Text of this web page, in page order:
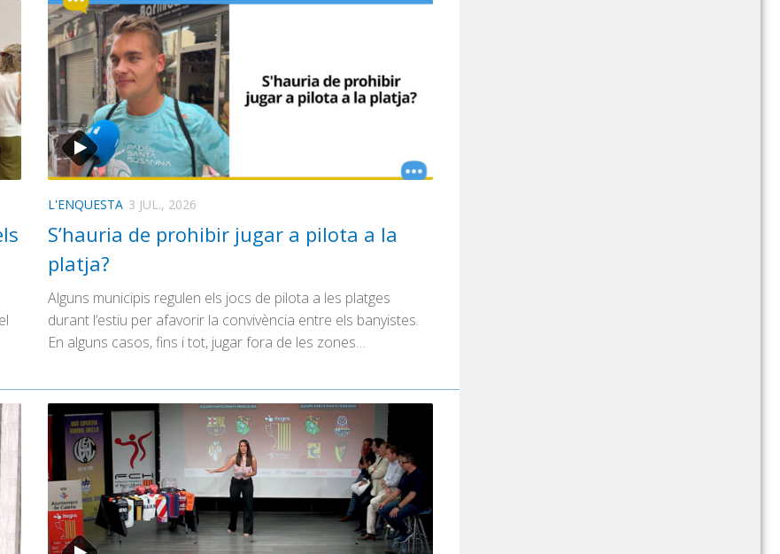
L'ENQUESTA 3 JUL., 2026
S’hauria de prohibir jugar a pilota a la
platja?
Alguns municipis regulen els jocs de pilota a les platges
durant l’estiu per afavorir la convivència entre els banyistes.
En alguns casos, fins i tot, jugar fora de les zones…